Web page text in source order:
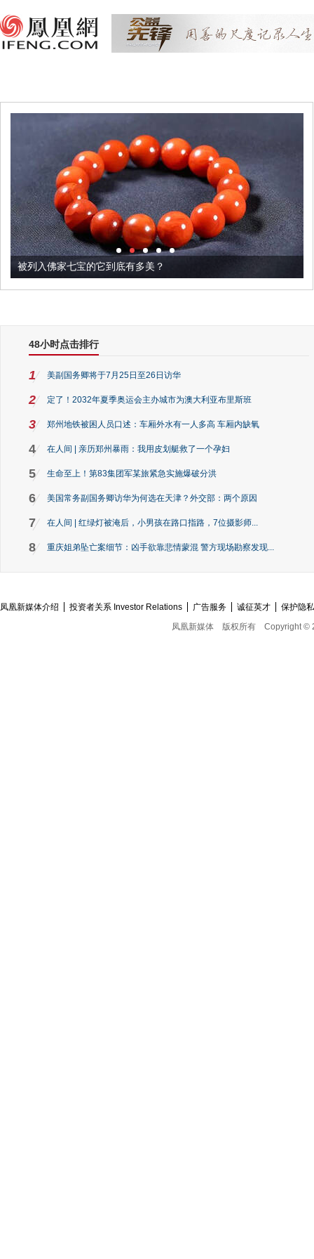
被列入佛家七宝的它到底有多美？
48小时点击排行
1 美副国务卿将于7月25日至26日访华
2 定了！2032年夏季奥运会主办城市为澳大利亚布里斯班
3 郑州地铁被困人员口述：车厢外水有一人多高 车厢内缺氧
4 在人间 | 亲历郑州暴雨：我用皮划艇救了一个孕妇
5 生命至上！第83集团军某旅紧急实施爆破分洪
6 美国常务副国务卿访华为何选在天津？外交部：两个原因
7 在人间 | 红绿灯被淹后，小男孩在路口指路，7位摄影师...
8 重庆姐弟坠亡案细节：凶手欲靠悲情蒙混 警方现场勘察发现...
凤凰新媒体介绍 投资者关系 Investor Relations 广告服务 诚征英才
保护隐
凤凰新媒体
版权所有 Copyright ©